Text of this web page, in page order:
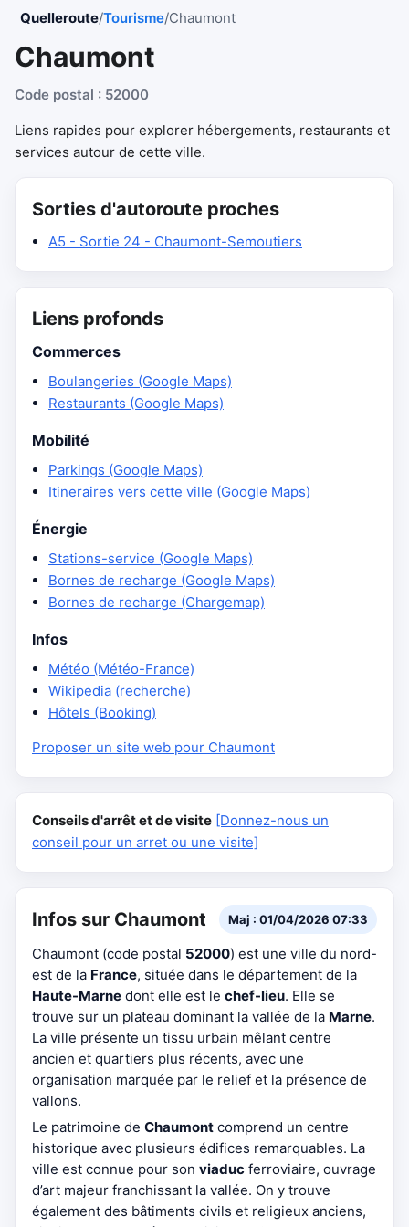
Quelleroute/Tourisme/Chaumont
Chaumont
Code postal : 52000
Liens rapides pour explorer hébergements, restaurants et
services autour de cette ville.
Sorties d'autoroute proches
A5 - Sortie 24 - Chaumont-Semoutiers
Liens profonds
Commerces
Boulangeries (Google Maps)
Restaurants (Google Maps)
Mobilité
Parkings (Google Maps)
Itineraires vers cette ville (Google Maps)
Énergie
Stations-service (Google Maps)
Bornes de recharge (Google Maps)
Bornes de recharge (Chargemap)
Infos
Météo (Météo-France)
Wikipedia (recherche)
Hôtels (Booking)
Proposer un site web pour Chaumont
Conseils d'arrêt et de visite [Donnez-nous un
conseil pour un arret ou une visite]
Infos sur Chaumont Maj : 01/04/2026 07:33
Chaumont (code postal 52000) est une ville du nord-
est de la France, située dans le département de la
Haute-Marne dont elle est le chef-lieu. Elle se
trouve sur un plateau dominant la vallée de la Marne.
La ville présente un tissu urbain mêlant centre
ancien et quartiers plus récents, avec une
organisation marquée par le relief et la présence de
vallons.
Le patrimoine de Chaumont comprend un centre
historique avec plusieurs édifices remarquables. La
ville est connue pour son viaduc ferroviaire, ouvrage
d’art majeur franchissant la vallée. On y trouve
également des bâtiments civils et religieux anciens,